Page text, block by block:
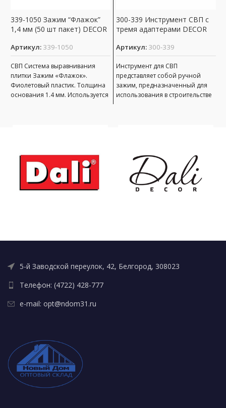
339-1050 Зажим “Флажок”
1,4 мм (50 шт пакет) DECOR
Артикул: 339-1050
СВП Система выравнивания
плитки Зажим «Флажок».
Фиолетовый пластик. Толщина
основания 1.4 мм. Используется
300-339 Инструмент СВП с
тремя адаптерами DECOR
Артикул: 300-339
Инструмент для СВП
представляет собой ручной
зажим, предназначенный для
использования в строительстве
5-й Заводской переулок, 42, Белгород, 308023
Телефон: (4722) 428-777
e-mail: opt@ndom31.ru